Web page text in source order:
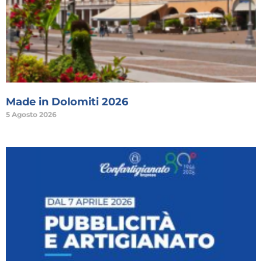
Made in Dolomiti 2026
5 Agosto 2026